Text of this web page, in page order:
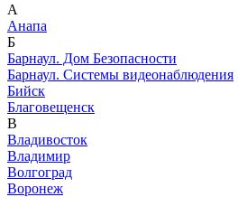
А
Анапа
Б
Барнаул. Дом Безопасности
Барнаул. Системы видеонаблюдения
Бийск
Благовещенск
В
Владивосток
Владимир
Волгоград
Воронеж